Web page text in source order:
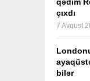
çıxdı
7 Avqust
bilər